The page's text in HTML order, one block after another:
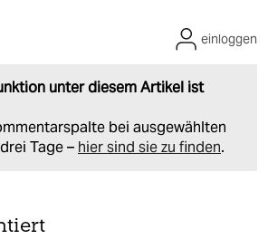
unter diesem Artikel ist
bei ausgewählten
Tage – hier sind sie zu finden.
einloggen